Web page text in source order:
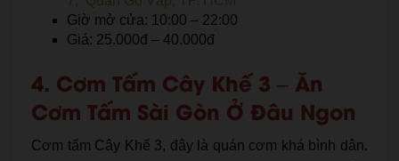
Giờ mở cửa: 10:00 – 22:00
Giá: 25.000đ – 40.000đ
4. Cơm Tấm Cây Khế 3 – Ăn
Cơm Tấm Sài Gòn Ở Đâu Ngon
Cơm tấm Cây Khế 3, đây là quán cơm khá bình dân.